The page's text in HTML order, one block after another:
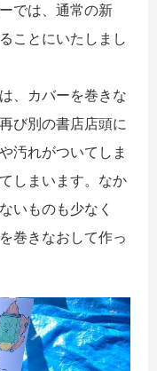
では、通常の新
ことにいたしまし
、カバーを巻きな
び別の書店店頭に
汚れがついてしま
しまいます。なか
いものも少なく
巻きなおして作っ